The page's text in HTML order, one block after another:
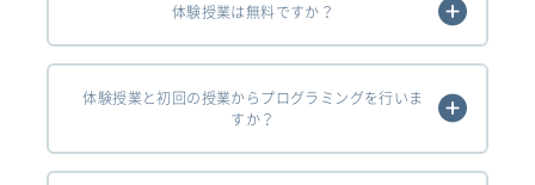
体験授業は無料ですか？
体験授業と初回の授業からプログラミングを行いま
すか？